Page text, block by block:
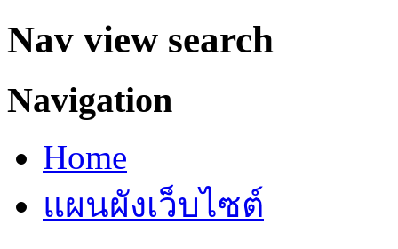
Nav view search
Navigation
Home
แผนผังเว็บไซต์